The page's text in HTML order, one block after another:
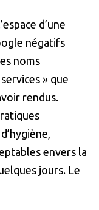
d’une
négatifs
noms
» que
rendus.
envers la
jours. Le